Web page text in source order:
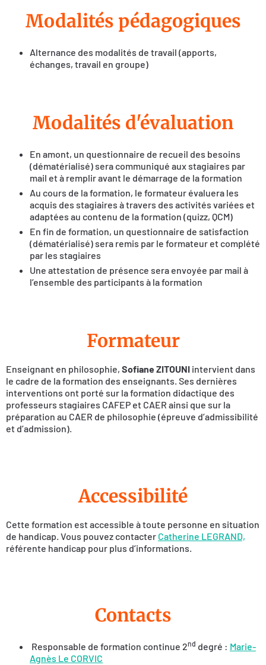
Modalités pédagogiques
Alternance des modalités de travail (apports,
échanges, travail en groupe)
Modalités d'évaluation
En amont, un questionnaire de recueil des besoins
(dématérialisé) sera communiqué aux stagiaires par
mail et à remplir avant le démarrage de la formation
Au cours de la formation, le formateur évaluera les
acquis des stagiaires à travers des activités variées et
adaptées au contenu de la formation (quizz, QCM)
En fin de formation, un questionnaire de satisfaction
(dématérialisé) sera remis par le formateur et complété
par les stagiaires
Une attestation de présence sera envoyée par mail à
l’ensemble des participants à la formation
Formateur
Enseignant en philosophie, Sofiane ZITOUNI intervient dans
le cadre de la formation des enseignants. Ses dernières
interventions ont porté sur la formation didactique des
professeurs stagiaires CAFEP et CAER ainsi que sur la
préparation au CAER de philosophie (épreuve d’admissibilité
et d’admission).
Accessibilité
Cette formation est accessible à toute personne en situation
de handicap. Vous pouvez contacter Catherine LEGRAND,
référente handicap pour plus d’informations.
Contacts
Responsable de formation continue 2nd degré : Marie-
Agnès Le CORVIC